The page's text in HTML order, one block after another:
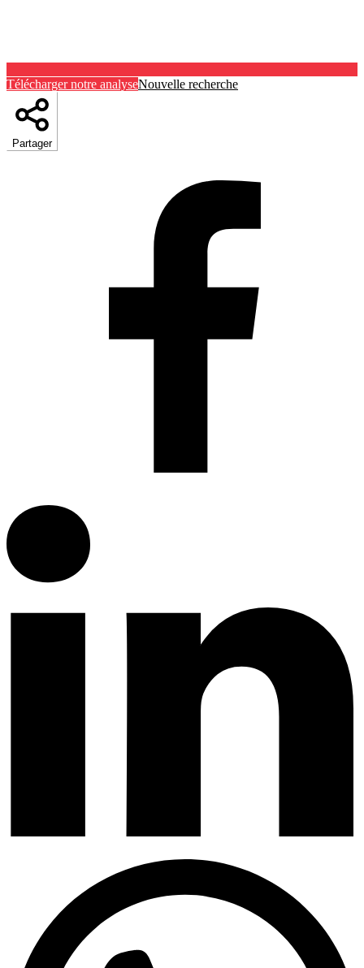
Télécharger notre analyseNouvelle recherche
Partager